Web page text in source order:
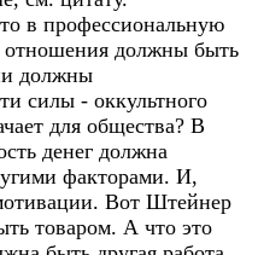
в профессиональную
отношения должны быть
должны
силы - оккультного
для общества? В
денег должна
факторами. И,
Вот Штейнер
товаром. А что это